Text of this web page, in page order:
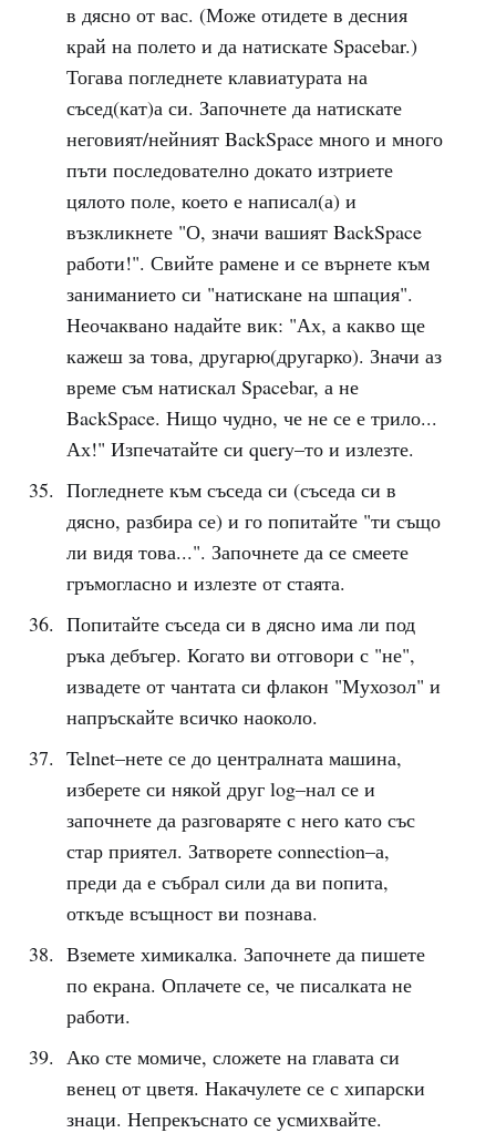
в дясно от вас. (Може отидете в десния
край на полето и да натискате Spacebar.)
Тогава погледнете клавиатурата на
съсед(кат)а си. Започнете да натискате
неговият/нейният BackSpace много и много
пъти последователно докато изтриете
цялото поле, което е написал(а) и
възкликнете "О, значи вашият BackSpace
работи!". Свийте рамене и се върнете към
заниманието си "натискане на шпация".
Неочаквано надайте вик: "Ах, а какво ще
кажеш за това, другарю(другарко). Значи аз
време съм натискал Spacebar, а не
BackSpace. Нищо чудно, че не се е трило...
Ах!" Изпечатайте си query–то и излезте.
Погледнете към съседа си (съседа си в
дясно, разбира се) и го попитайте "ти също
ли видя това...". Започнете да се смеете
гръмогласно и излезте от стаята.
Попитайте съседа си в дясно има ли под
ръка дебъгер. Когато ви отговори с "не",
извадете от чантата си флакон "Мухозол" и
напръскайте всичко наоколо.
Telnet–нете се до централната машина,
изберете си някой друг log–нал се и
започнете да разговаряте с него като със
стар приятел. Затворете connection–а,
преди да е събрал сили да ви попита,
откъде всъщност ви познава.
Вземете химикалка. Започнете да пишете
по екрана. Оплачете се, че писалката не
работи.
Ако сте момиче, сложете на главата си
венец от цветя. Накачулете се с хипарски
знаци. Непрекъснато се усмихвайте.